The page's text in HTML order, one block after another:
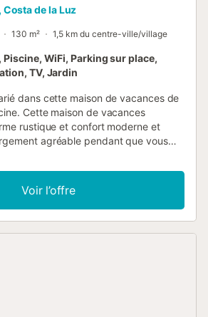
de la Luz
130 m² 1,5 km du centre-ville/village
WiFi, Parking sur place,
TV, Jardin
dans cette maison de vacances de
Cette maison de vacances
rustique et confort moderne et
agréable pendant que vous
de délicieuses recettes de tapas,
autour d'un repas convivial, laissez-
l'atmosphère chaleureuse au coin du
soirée de jeux ou profitez ensemble
Voir l’offre